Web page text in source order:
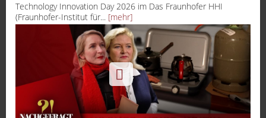
Technology Innovation Day 2026 im Das Fraunhofer HHI
(Fraunhofer-Institut für... [mehr]